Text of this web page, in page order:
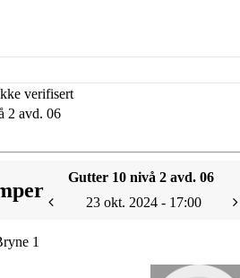
verifisert
2 avd. 06
Gutter 10 nivå 2 avd. 06
23 okt. 2024 - 17:00
1